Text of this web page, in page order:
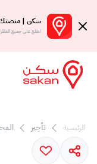
سكن | منصتك
اطلع على جميع
الرئيسية تأجير